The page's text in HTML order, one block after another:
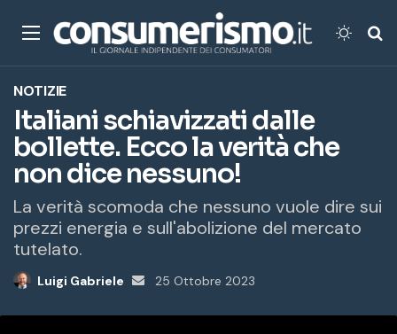
Menu
NOTIZIE
Italiani schiavizzati dalle
bollette. Ecco la verità che
non dice nessuno!
La verità scomoda che nessuno vuole dire sui
prezzi energia e sull'abolizione del mercato
tutelato.
Luigi Gabriele
Invia
25 Ottobre 2023